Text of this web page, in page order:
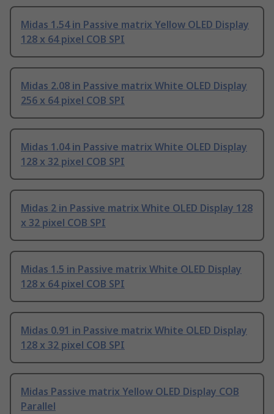
Midas 1.54 in Passive matrix Yellow OLED Display
128 x 64 pixel COB SPI
Midas 2.08 in Passive matrix White OLED Display
256 x 64 pixel COB SPI
Midas 1.04 in Passive matrix White OLED Display
128 x 32 pixel COB SPI
Midas 2 in Passive matrix White OLED Display 128
x 32 pixel COB SPI
Midas 1.5 in Passive matrix White OLED Display
128 x 64 pixel COB SPI
Midas 0.91 in Passive matrix White OLED Display
128 x 32 pixel COB SPI
Midas Passive matrix Yellow OLED Display COB
Parallel